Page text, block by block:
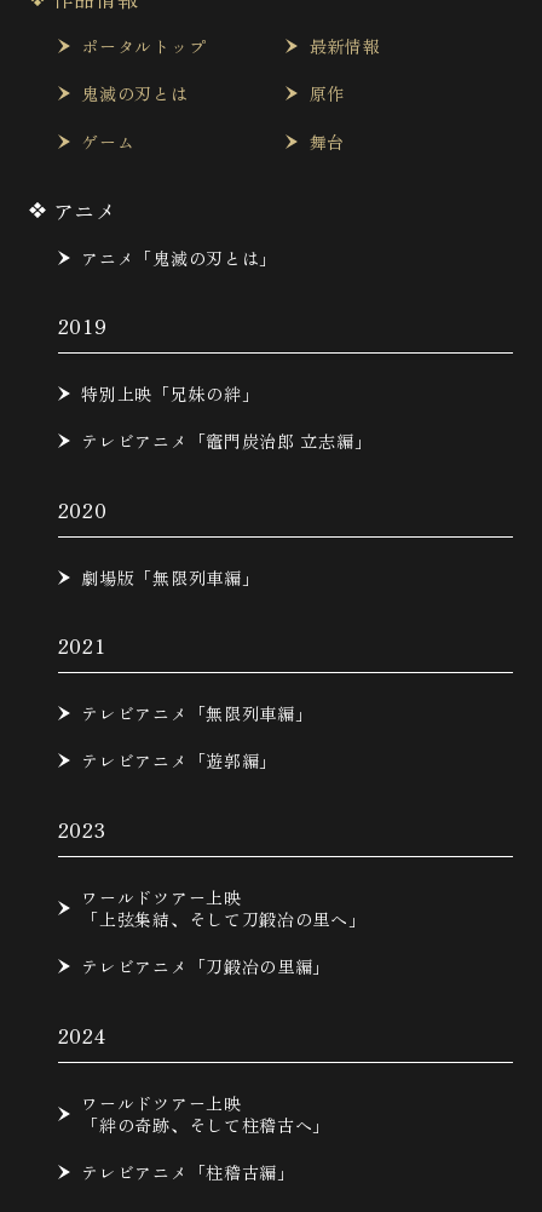
ポータルトップ
最新情報
鬼滅の刃とは
原作
ゲーム
舞台
アニメ
アニメ「鬼滅の刃とは」
2019
特別上映「兄妹の絆」
テレビアニメ「竈門炭治郎 立志編」
2020
劇場版「無限列車編」
2021
テレビアニメ「無限列車編」
テレビアニメ「遊郭編」
2023
ワールドツアー上映
「上弦集結、そして刀鍛冶の里へ」
テレビアニメ「刀鍛冶の里編」
2024
ワールドツアー上映
「絆の奇跡、そして柱稽古へ」
テレビアニメ「柱稽古編」